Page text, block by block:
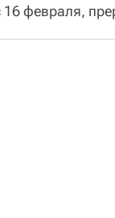
16 февраля,